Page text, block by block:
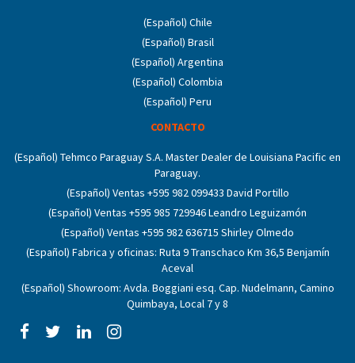
(Español) Chile
(Español) Brasil
(Español) Argentina
(Español) Colombia
(Español) Peru
CONTACTO
(Español) Tehmco Paraguay S.A. Master Dealer de Louisiana Pacific en
Paraguay.
(Español) Ventas +595 982 099433 David Portillo
(Español) Ventas +595 985 729946 Leandro Leguizamón
(Español) Ventas +595 982 636715 Shirley Olmedo
(Español) Fabrica y oficinas: Ruta 9 Transchaco Km 36,5 Benjamín
Aceval
(Español) Showroom: Avda. Boggiani esq. Cap. Nudelmann, Camino
Quimbaya, Local 7 y 8